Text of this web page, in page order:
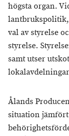
högsta organ.
lantbrukspolitik,
val av styrelse
styrelse.
samt utser
Ålands
situation